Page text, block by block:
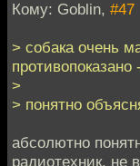
Кому: Goblin, #47
> собака очень
>
> понятно
абсолютно
радиотехник, не